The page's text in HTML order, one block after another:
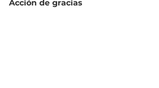
Acción de gracias